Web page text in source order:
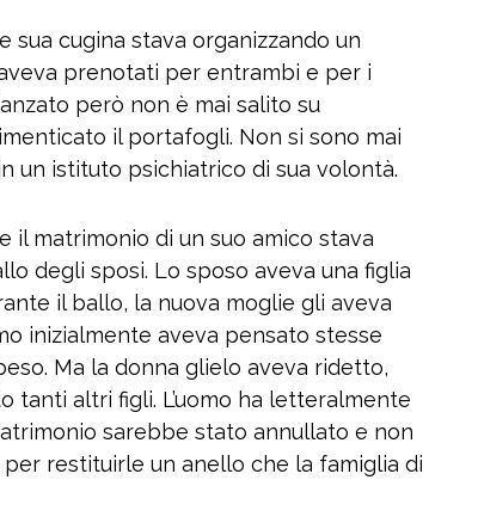
cugina stava organizzando un
prenotati per entrambi e per i
però non è mai salito su
il portafogli. Non si sono mai
un istituto psichiatrico di sua volontà.
matrimonio di un suo amico stava
degli sposi. Lo sposo aveva una figlia
il ballo, la nuova moglie gli aveva
inizialmente aveva pensato stesse
Ma la donna glielo aveva ridetto,
tanti altri figli. L’uomo ha letteralmente
sarebbe stato annullato e non
restituirle un anello che la famiglia di